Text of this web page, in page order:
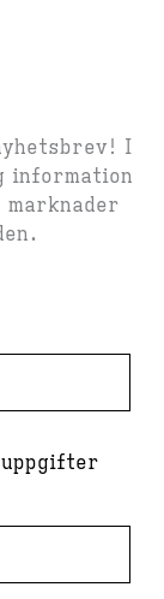
I
information